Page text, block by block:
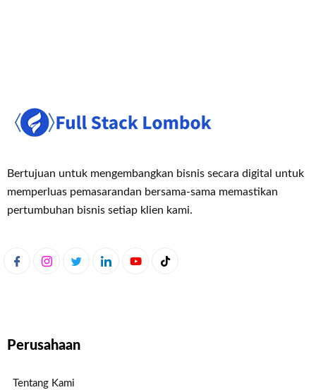
Bertujuan untuk mengembangkan bisnis secara digital untuk
memperluas pemasarandan bersama-sama memastikan
pertumbuhan bisnis setiap klien kami.
Perusahaan
Tentang Kami